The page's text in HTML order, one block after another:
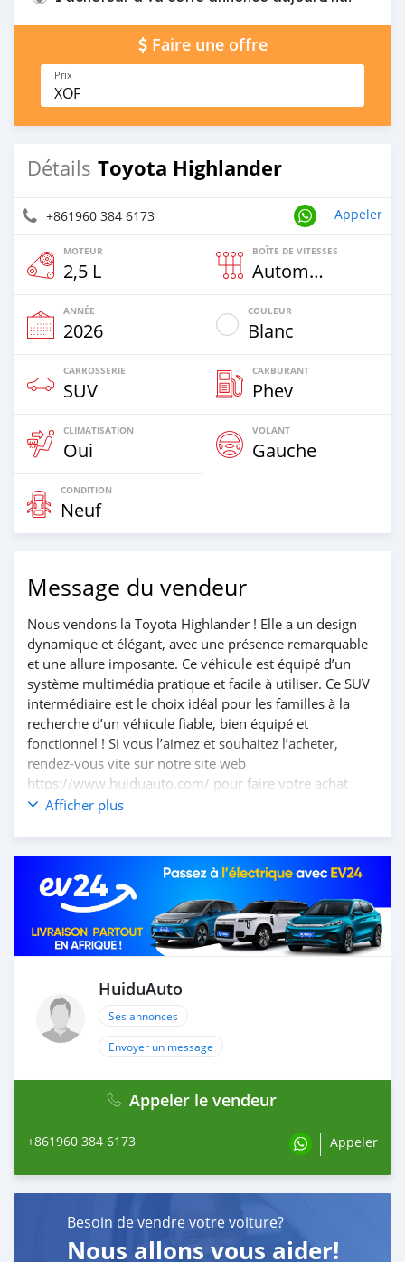
Faire une offre
Prix
XOF
Détails Toyota Highlander
+861960 384 6173 Appeler
MOTEUR
2,5 L
BOÎTE DE VITESSES
Automatique
ANNÉE
2026
COULEUR
Blanc
CARROSSERIE
SUV
CARBURANT
Phev
CLIMATISATION
Oui
VOLANT
Gauche
CONDITION
Neuf
Message du vendeur
Nous vendons la Toyota Highlander ! Elle a un design
dynamique et élégant, avec une présence remarquable
et une allure imposante. Ce véhicule est équipé d’un
système multimédia pratique et facile à utiliser. Ce SUV
intermédiaire est le choix idéal pour les familles à la
recherche d’un véhicule fiable, bien équipé et
fonctionnel ! Si vous l’aimez et souhaitez l’acheter,
rendez-vous vite sur notre site web
https://www.huiduauto.com/ pour faire votre achat
chez nous ! Numéro de contact : +8619603846173
Afficher plus
HuiduAuto
Ses annonces
Envoyer un message
Appeler le vendeur
+861960 384 6173 Appeler
Besoin de vendre votre voiture?
Nous allons vous aider!